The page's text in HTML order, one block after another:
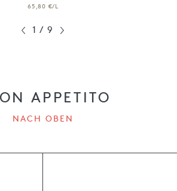
65,80 €/L
1 / 9
APPETITO
NACH OBEN